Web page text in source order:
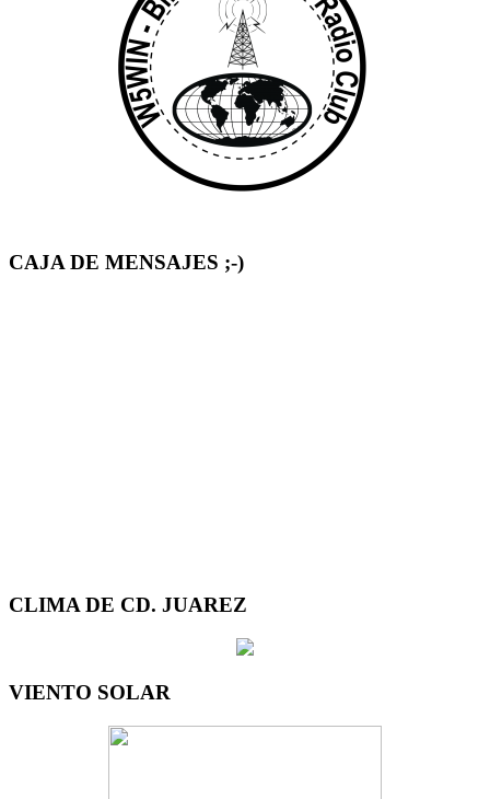
CAJA DE MENSAJES ;-)
CLIMA DE CD. JUAREZ
VIENTO SOLAR